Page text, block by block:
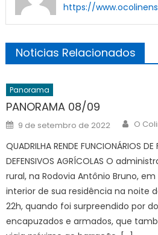
https://
Noticias Relacionados
Panorama
PANORAMA 08/09
Posted
on
9 de setembro de 2022 O
QUADRILHA RENDE FUNCIONÁRIOS DE
DEFENSIVOS AGRÍCOLAS O
rural, na Rodovia Antônio Bruno,
interior de sua residência na noite
22h, quando foi surpreendido por
encapuzados e armados, que